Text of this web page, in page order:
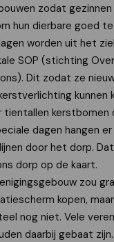
zodat gezinnen
hun dierbare goed
worden uit het
SOP (stichting
Dit zodat ze
kunnen
tientallen kerstbomen
dagen hangen
door het dorp.
dorp op de kaart.
zou
kopen,
nog niet. Vele
daarbij gebaat zijn.